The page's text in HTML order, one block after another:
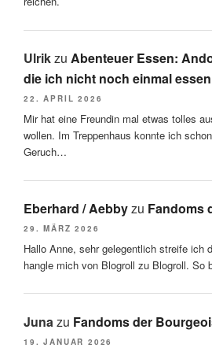
Ulrikzu Abenteuer Essen:
die ich nicht noch einmal
22. APRIL 2026
Mir hat eine Freundin mal etwas tolles
wollen. Im Treppenhaus konnte ich
Geruch…
Eberhard / Aebbyzu Fandoms
29. MÄRZ 2026
Hallo Anne, sehr gelegentlich streife ich
hangle mich von Blogroll zu Blogroll. So
Junazu Fandoms der
19. JANUAR 2026